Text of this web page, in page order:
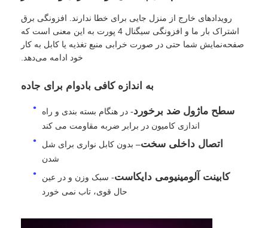
درخواست قیمت
صفحه نمایش LED
صفحه نمایش کنسرت LED
اجاره صفحه نمایش LED
دیوار ویدیویی LED COB
رویدادهای خارج از منزل جایی برای خطا ندارند. افزونگی برق
اشتراک بار ما و افزونگی سیگنال 4 پورت به این معنی است که
صفحه‌نمایش شما حتی در صورت خرابی منبع تغذیه یا کابل به کار
خود ادامه می‌دهد.
به اندازه کافی بادوام برای جاده
سطح ماژول ضد برخورد- در هنگام بسته بندی و راه
اندازی کامیون در برابر ضربه مقاومت می کند
اتصال داخلی سخت– بدون کابل نواری برای شل
شدن
کابینت آلومینیومی دایکاست- سبک وزن و در عین
حال قوی، تاب نمی خورد